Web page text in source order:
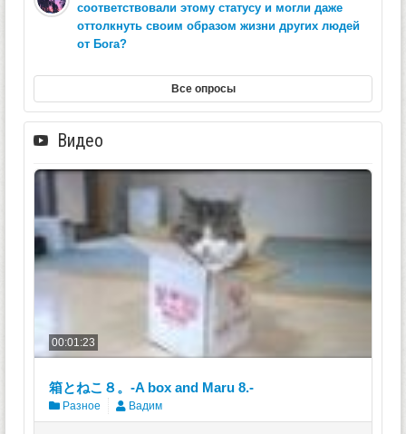
соответствовали этому статусу и могли даже
оттолкнуть своим образом жизни других людей
от Бога?
Все опросы
Видео
00:01:23
箱とねこ８。-A box and Maru 8.-
Разное Вадим